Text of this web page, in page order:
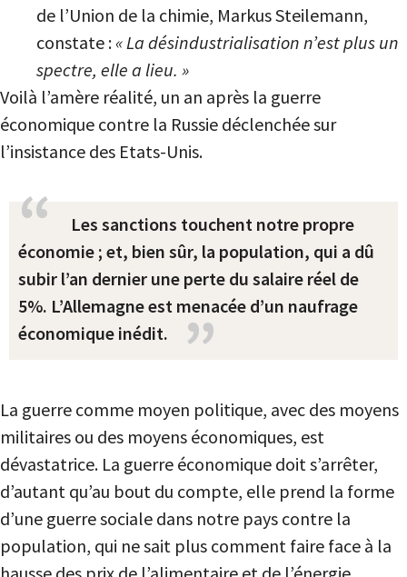
de l’Union de la chimie, Markus Steilemann,
constate :« La désindustrialisation n’est plus un
spectre, elle a lieu. »
Voilà l’amère réalité, un an après la guerre
économique contre la Russie déclenchée sur
l’insistance des Etats-Unis.
Les sanctions touchent notre propre
économie ; et, bien sûr, la population, qui a dû
subir l’an dernier une perte du salaire réel de
5%. L’Allemagne est menacée d’un naufrage
économique inédit.
La guerre comme moyen politique, avec des moyens
militaires ou des moyens économiques, est
dévastatrice. La guerre économique doit s’arrêter,
d’autant qu’au bout du compte, elle prend la forme
d’une guerre sociale dans notre pays contre la
population, qui ne sait plus comment faire face à la